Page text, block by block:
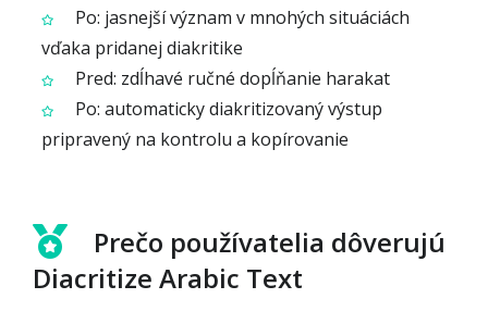
Po: jasnejší význam v mnohých situáciách
vďaka pridanej diakritike
Pred: zdĺhavé ručné dopĺňanie harakat
Po: automaticky diakritizovaný výstup
pripravený na kontrolu a kopírovanie
Prečo používatelia dôverujú
Diacritize Arabic Text